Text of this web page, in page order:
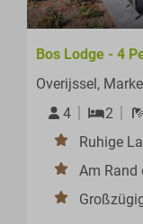
Bos Lodge - 4
Overijssel,
4
2
Ruhige
Am Rand